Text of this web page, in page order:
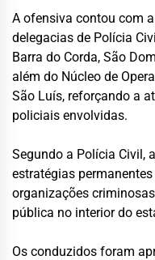
A ofensiva contou com
delegacias de Polícia
Barra do Corda, São
além do Núcleo de
São Luís, reforçando a
policiais envolvidas.
Segundo a Polícia Civil,
estratégias
organizações
pública no interior do
Os conduzidos foram